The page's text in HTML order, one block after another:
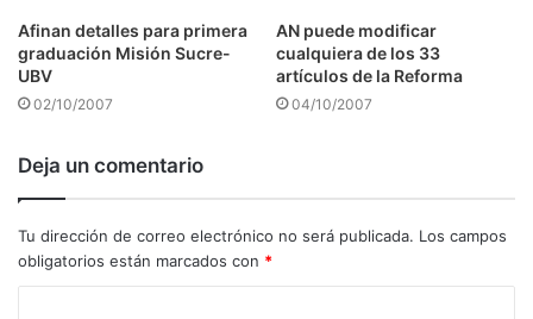
Afinan detalles para primera
graduación Misión Sucre-
UBV
02/10/2007
AN puede modificar
cualquiera de los 33
artículos de la Reforma
04/10/2007
Deja un comentario
Tu dirección de correo electrónico no será publicada. Los campos
obligatorios están marcados con *